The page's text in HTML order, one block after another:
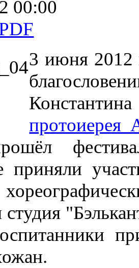
00:00
3 июня 2012
протоиерея
приняли
студия